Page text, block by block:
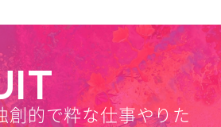
創的で粋な仕事やりた